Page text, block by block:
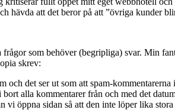
hävda att det beror på att ”övriga kunder
frågor som behöver (begripliga) svar. Min
skrev:
och det ser ut som att spam-
bort alla kommentarer från och med det
vi öppna sidan så att den inte löper lika